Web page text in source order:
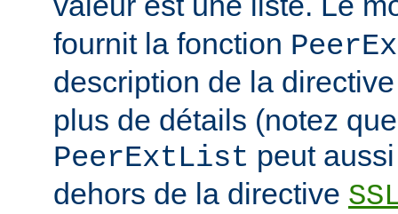
fournit la fonction
description de la
plus de détails (notez
PeerExtList peut
dehors de la directive